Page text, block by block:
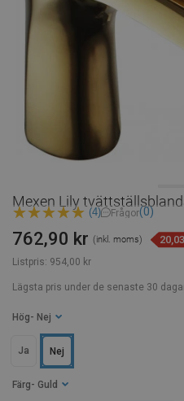
Mexen Lily
(4) Frågor(0)
Listpris: 954,00 kr
762,90 kr (inkl. moms)
Lägsta pris under de senaste 30
Färg - Guld
Hög - Nej
Ja Nej